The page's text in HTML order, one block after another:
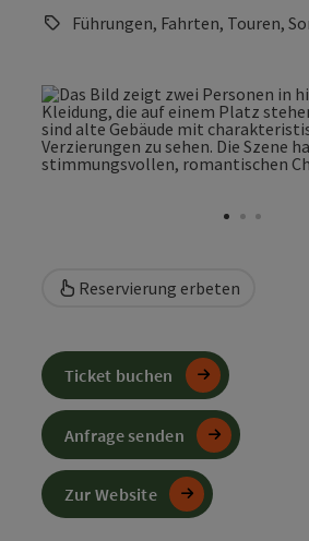
Führungen, Fahrten, Touren,
Reservierung erbeten
Ticket buchen
Anfrage senden
Zur Website